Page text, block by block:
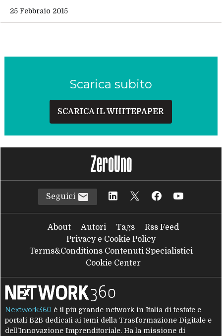
25 Febbraio 2015
Scarica subito
SCARICA IL WHITEPAPER
Seguici
About Autori Tags
Rss Feed
Privacy e Cookie Policy
Terms&Conditions Contenuti Specialistici
Cookie Center
Nextwork360 è il più grande network in Italia di testate e
portali B2B dedicati ai temi della Trasformazione Digitale e
dell’Innovazione Imprenditoriale. Ha la missione di